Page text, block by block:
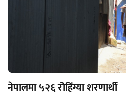
नेपालमा ५२६ रोहिंग्या शरणार्थी